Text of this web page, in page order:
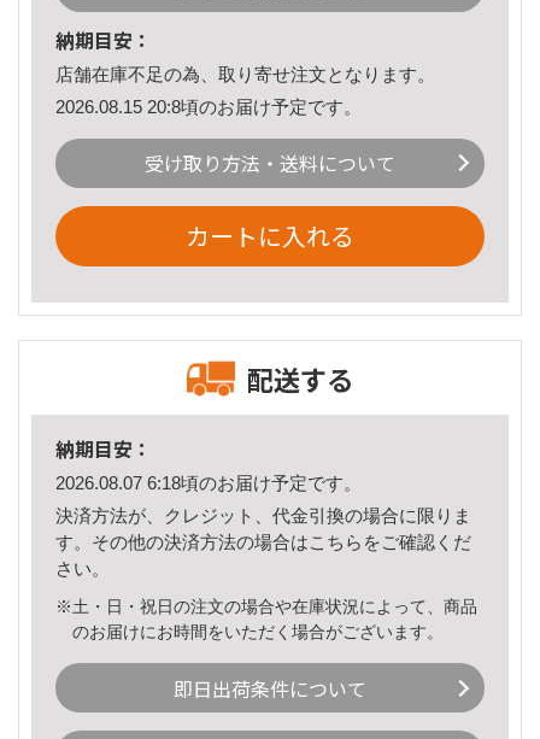
納期目安：
店舗在庫不足の為、取り寄せ注文となります。
2026.08.15 20:8頃のお届け予定です。
受け取り方法・送料について
カートに入れる
配送する
納期目安：
2026.08.07 6:18頃のお届け予定です。
決済方法が、クレジット、代金引換の場合に限りま
す。その他の決済方法の場合はこちら をご確認くだ
さい。
※土・日・祝日の注文の場合や在庫状況によって、商品
のお届けにお時間をいただく場合がございます。
即日出荷条件について